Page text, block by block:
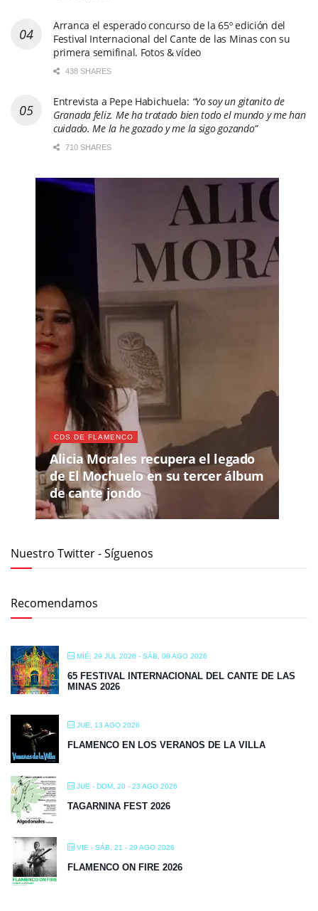
Arranca el esperado concurso de la 65º edición del
Festival Internacional del Cante de las Minas con su
primera semifinal. Fotos & vídeo
438 SHARES
Entrevista a Pepe Habichuela: “Yo soy un gitanito de
Granada feliz. Me ha tratado bien todo el mundo y me han
cuidado. Me la he gozado y me la sigo gozando”
710 SHARES
CDS DE FLAMENCO
Alicia Morales recupera el legado
de El Mochuelo en su tercer álbum
de cante jondo
Nuestro Twitter - Síguenos
Recomendamos
MIÉ, 29 JUL 2026 - SÁB, 08 AGO 2026
65 FESTIVAL INTERNACIONAL DEL CANTE DE LAS
MINAS 2026
JUE, 13 AGO 2026
FLAMENCO EN LOS VERANOS DE LA VILLA
JUE - DOM, 20 - 23 AGO 2026
TAGARNINA FEST 2026
VIE - SÁB, 21 - 29 AGO 2026
FLAMENCO ON FIRE 2026